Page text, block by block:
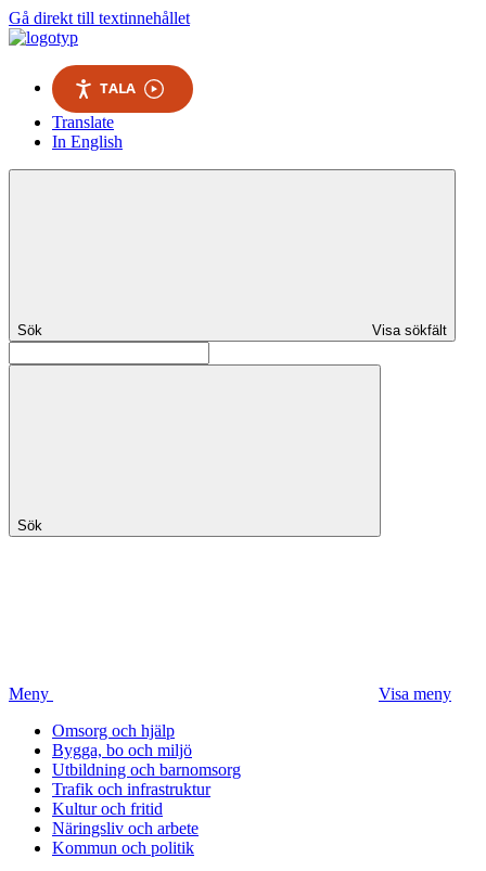
Gå direkt till textinnehållet
TALA
Translate
In English
Sök Visa sökfält
Sök
Meny
Visa meny
Omsorg och hjälp
Bygga, bo och miljö
Utbildning och barnomsorg
Trafik och infrastruktur
Kultur och fritid
Näringsliv och arbete
Kommun och politik